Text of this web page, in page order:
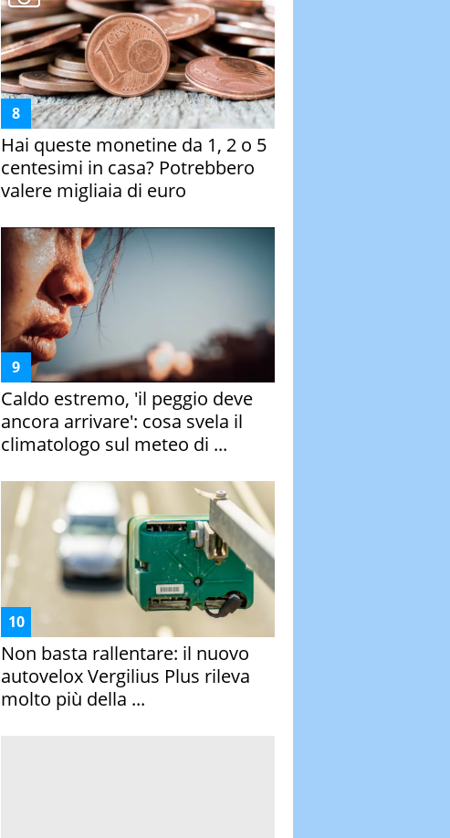
Hai queste monetine da 1, 2 o 5
centesimi in casa? Potrebbero
valere migliaia di euro
Caldo estremo, 'il peggio deve
ancora arrivare': cosa svela il
climatologo sul meteo di ...
Non basta rallentare: il nuovo
autovelox Vergilius Plus rileva
molto più della ...